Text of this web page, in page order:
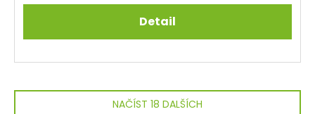
Detail
NAČÍST 18 DALŠÍCH